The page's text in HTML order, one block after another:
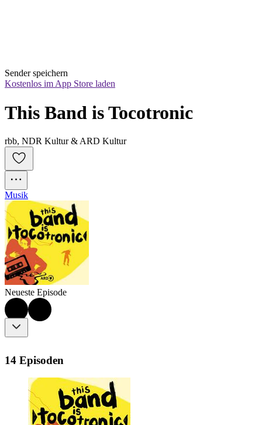
Sender speichern
Kostenlos im App Store laden
This Band is Tocotronic
rbb, NDR Kultur & ARD Kultur
Musik
Neueste Episode
14 Episoden